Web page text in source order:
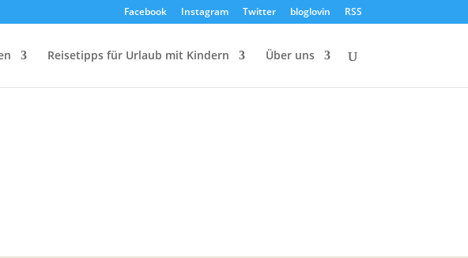
Facebook Instagram Twitter bloglovin RSS
Reisetipps für Urlaub mit Kindern Über uns